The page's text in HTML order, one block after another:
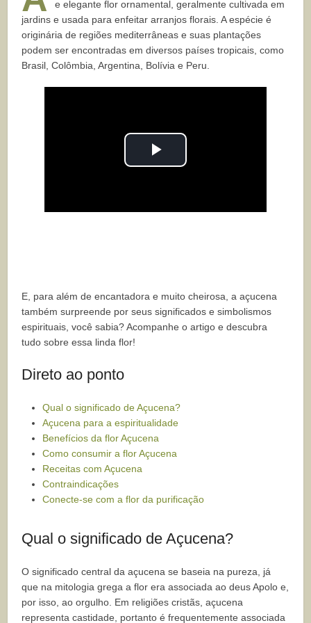
e elegante flor ornamental, geralmente cultivada em
jardins e usada para enfeitar arranjos florais. A espécie é
originária de regiões mediterrâneas e suas plantações
podem ser encontradas em diversos países tropicais, como
Brasil, Colômbia, Argentina, Bolívia e Peru.
Play
E, para além de encantadora e muito cheirosa, a açucena
também surpreende por seus significados e simbolismos
espirituais, você sabia? Acompanhe o artigo e descubra
tudo sobre essa linda flor!
Direto ao ponto
Qual o significado de Açucena?
Açucena para a espiritualidade
Benefícios da flor Açucena
Como consumir a flor Açucena
Receitas com Açucena
Contraindicações
Conecte-se com a flor da purificação
Qual o significado de Açucena?
O significado central da açucena se baseia na pureza, já
que na mitologia grega a flor era associada ao deus Apolo e,
por isso, ao orgulho. Em religiões cristãs, açucena
representa castidade, portanto é frequentemente associada